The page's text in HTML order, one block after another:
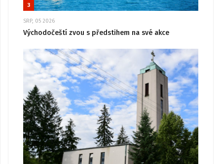
3
SRP, 05 2026
Východočeští zvou s předstihem na své akce